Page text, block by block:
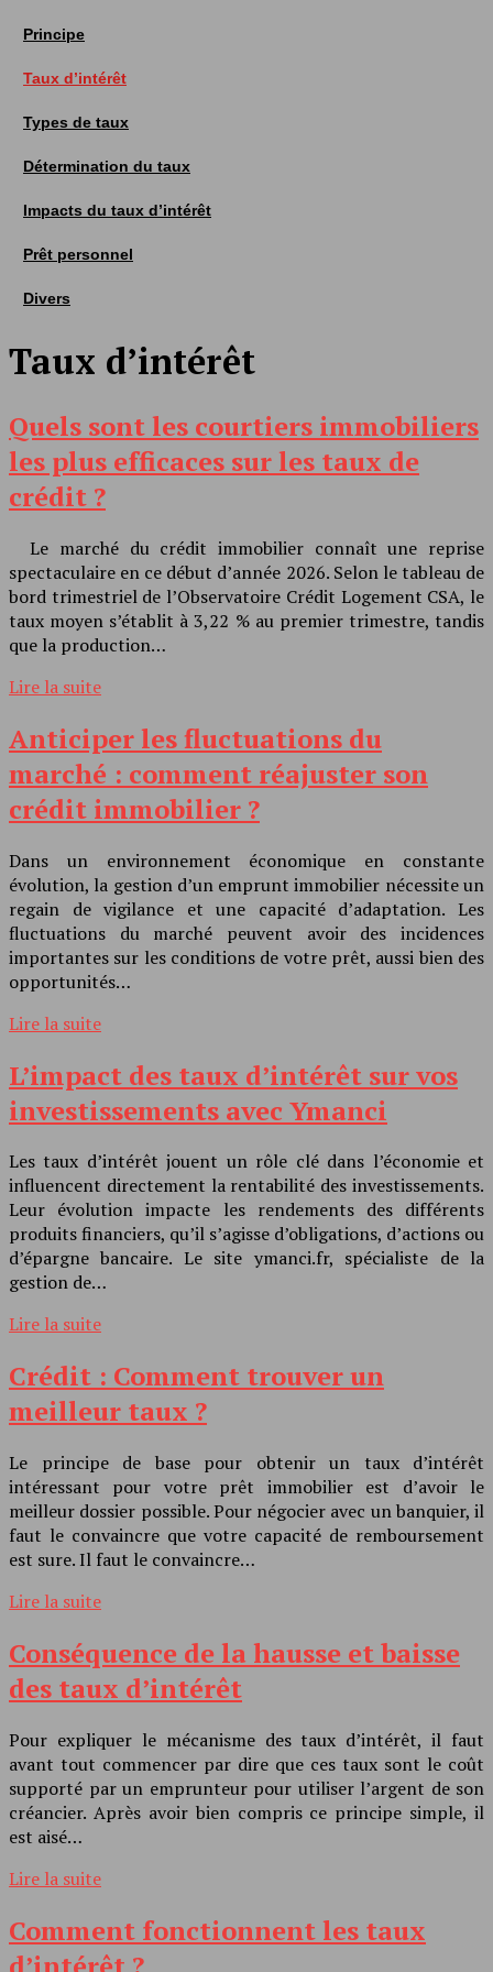
Principe
Taux d’intérêt
Types de taux
Détermination du taux
Impacts du taux d’intérêt
Prêt personnel
Divers
Taux d’intérêt
Quels sont les courtiers immobiliers
les plus efficaces sur les taux de
crédit ?
Le marché du crédit immobilier connaît une reprise
spectaculaire en ce début d’année 2026. Selon le tableau de
bord trimestriel de l’Observatoire Crédit Logement CSA, le
taux moyen s’établit à 3,22 % au premier trimestre, tandis
que la production…
Lire la suite
Anticiper les fluctuations du
marché : comment réajuster son
crédit immobilier ?
Dans un environnement économique en constante
évolution, la gestion d’un emprunt immobilier nécessite un
regain de vigilance et une capacité d’adaptation. Les
fluctuations du marché peuvent avoir des incidences
importantes sur les conditions de votre prêt, aussi bien des
opportunités…
Lire la suite
L’impact des taux d’intérêt sur vos
investissements avec Ymanci
Les taux d’intérêt jouent un rôle clé dans l’économie et
influencent directement la rentabilité des investissements.
Leur évolution impacte les rendements des différents
produits financiers, qu’il s’agisse d’obligations, d’actions ou
d’épargne bancaire. Le site ymanci.fr, spécialiste de la
gestion de…
Lire la suite
Crédit : Comment trouver un
meilleur taux ?
Le principe de base pour obtenir un taux d’intérêt
intéressant pour votre prêt immobilier est d’avoir le
meilleur dossier possible. Pour négocier avec un banquier, il
faut le convaincre que votre capacité de remboursement
est sure. Il faut le convaincre…
Lire la suite
Conséquence de la hausse et baisse
des taux d’intérêt
Pour expliquer le mécanisme des taux d’intérêt, il faut
avant tout commencer par dire que ces taux sont le coût
supporté par un emprunteur pour utiliser l’argent de son
créancier. Après avoir bien compris ce principe simple, il
est aisé…
Lire la suite
Comment fonctionnent les taux